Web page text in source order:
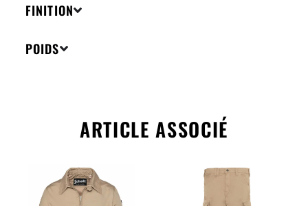
FINITION
POIDS
ARTICLE ASSOCIÉ